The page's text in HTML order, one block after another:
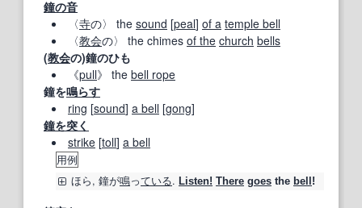
鐘の音
〈寺の〉 the sound [peal] of a temple bell
〈教会の〉 the chimes of the church bells
(教会の)鐘のひも
《pull》 the bell rope
鐘を鳴らす
ring [sound] a bell [gong]
鐘を突く
strike [toll] a bell
用例
ほら, 鐘が鳴っている. Listen! There goes the bell !